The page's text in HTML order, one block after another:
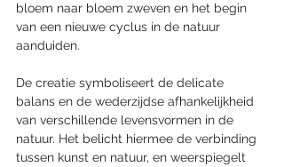
bloem naar bloem zweven en het begin
van een nieuwe cyclus in de natuur
aanduiden.
De creatie symboliseert de delicate
balans en de wederzijdse afhankelijkheid
van verschillende levensvormen in de
natuur. Het belicht hiermee de verbinding
tussen kunst en natuur, en weerspiegelt